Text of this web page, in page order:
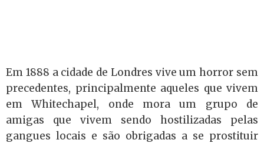
Em 1888 a cidade de Londres vive um horror sem
precedentes, principalmente aqueles que vivem
em Whitechapel, onde mora um grupo de
amigas que vivem sendo hostilizadas pelas
gangues locais e são obrigadas a se prostituir